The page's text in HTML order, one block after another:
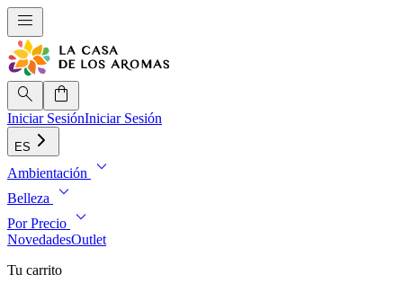
menu
search shopping_bag
Iniciar SesiónIniciar Sesión
ES
Ambientación expand_more
Belleza expand_more
Por Precio expand_more
NovedadesOutlet
Tu carrito